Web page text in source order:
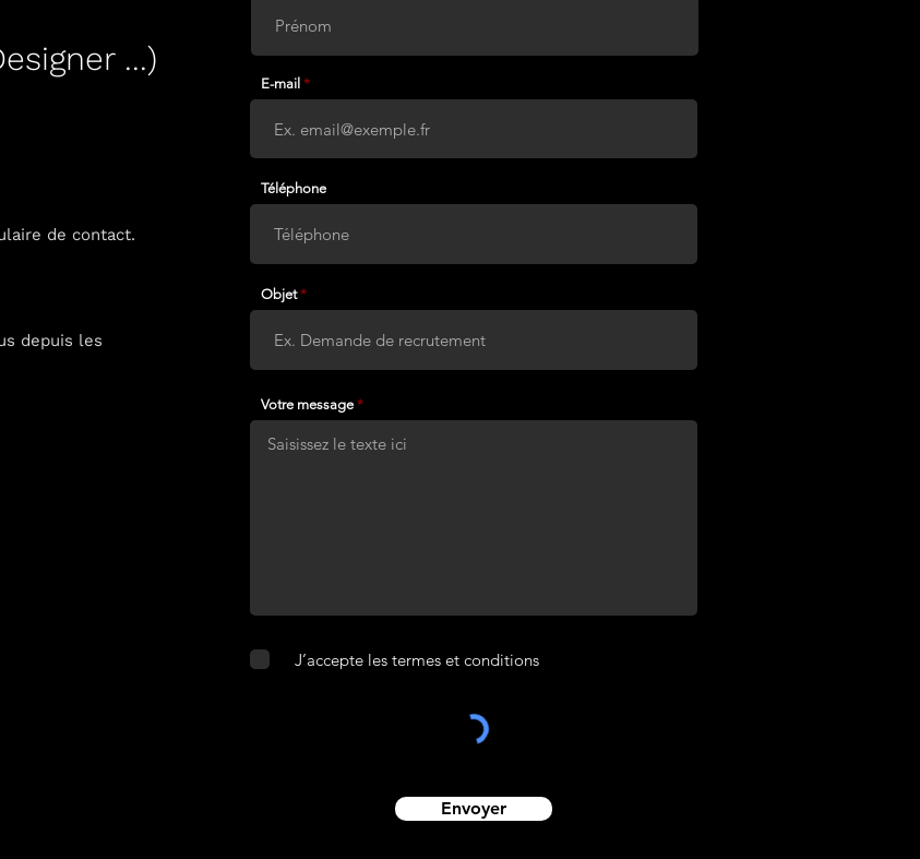
...)
de contact.
depuis les
E-mail
Téléphone
Objet
Votre message
J’accepte les termes et conditions
Envoyer